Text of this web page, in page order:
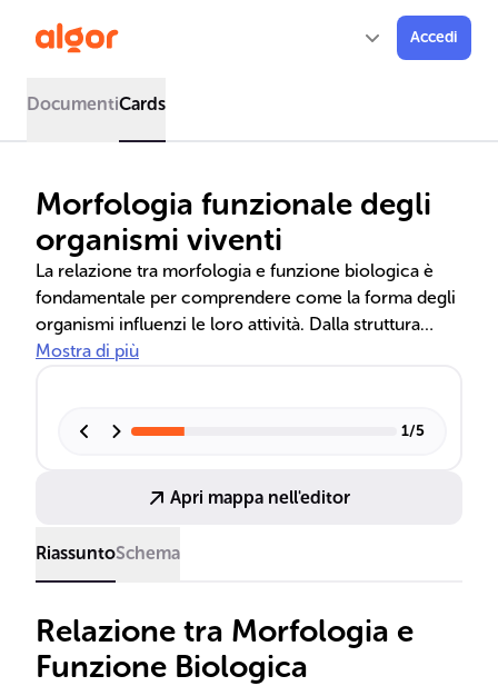
Accedi
DocumentiCards
Morfologia funzionale degli
organismi viventi
La relazione tra morfologia e funzione biologica è
fondamentale per comprendere come la forma degli
organismi influenzi le loro attività. Dalla struttura
cellulare ai sistemi organici, ogni livello di
cellule staminali giocano un ruolo chiave nello
posizione e l'orientamento degli organi.
Mostra di più
1/5
Apri mappa nell'editor
RiassuntoSchema
Relazione tra Morfologia e
Funzione Biologica